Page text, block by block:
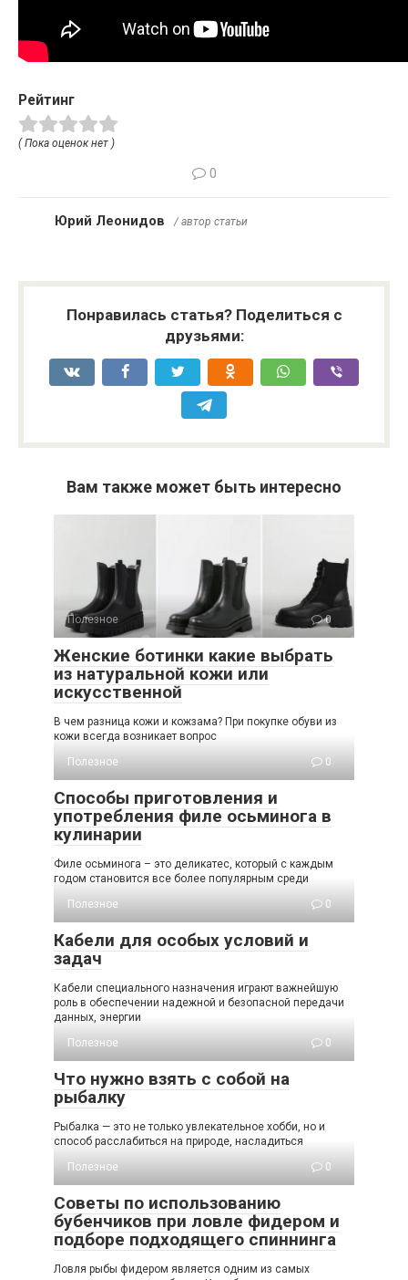
Рейтинг
( Пока оценок нет )
0
Юрий Леонидов / автор статьи
Понравилась статья? Поделиться с
друзьями:
Вам также может быть интересно
Полезное 0
Женские ботинки какие выбрать
из натуральной кожи или
искусственной
В чем разница кожи и кожзама? При покупке обуви из
кожи всегда возникает вопрос
Полезное
0
Способы приготовления и
употребления филе осьминога в
кулинарии
Филе осьминога – это деликатес, который с каждым
годом становится все более популярным среди
Полезное
0
Кабели для особых условий и
задач
Кабели специального назначения играют важнейшую
роль в обеспечении надежной и безопасной передачи
данных, энергии
Полезное
0
Что нужно взять с собой на
рыбалку
Рыбалка — это не только увлекательное хобби, но и
способ расслабиться на природе, насладиться
Полезное
0
Советы по использованию
бубенчиков при ловле фидером и
подборе подходящего спиннинга
Ловля рыбы фидером является одним из самых